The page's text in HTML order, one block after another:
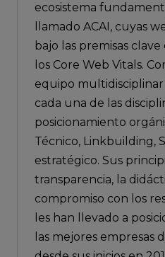
ecosistema
llamado ACAI, cuyas
bajo las premisas
los Core Web Vitals.
equipo
cada una de las
posicionamiento
Técnico, Linkbuilding,
estratégico. Sus
transparencia, la
compromiso con los
les han llevado a
las mejores empresas